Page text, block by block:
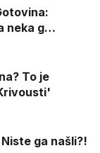
neka g…
To je
ga našli?!